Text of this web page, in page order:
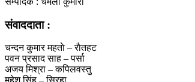
संवाददाता :
चन्दन कुमार महताे – राैतहट
पवन प्रसाद साह – पर्सा
अजय मिश्रा – कपिलवस्तु